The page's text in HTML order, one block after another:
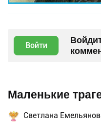
Войти
Маленькие
Светлана